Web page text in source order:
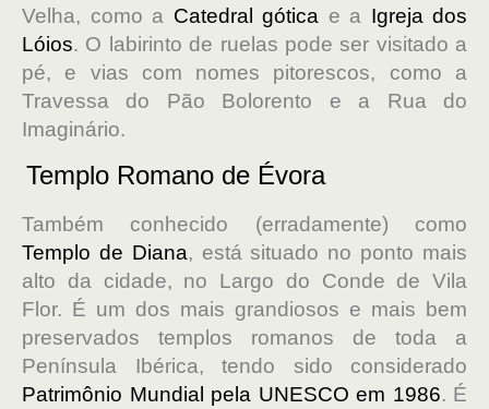
Velha, como a Catedral gótica e a Igreja dos
Lóios. O labirinto de ruelas pode ser visitado a
pé, e vias com nomes pitorescos, como a
Travessa do Pão Bolorento e a Rua do
Imaginário.
Templo Romano de Évora
Também conhecido (erradamente) como
Templo de Diana, está situado no ponto mais
alto da cidade, no Largo do Conde de Vila
Flor. É um dos mais grandiosos e mais bem
preservados templos romanos de toda a
Península Ibérica, tendo sido considerado
Patrimônio Mundial pela UNESCO em 1986. É